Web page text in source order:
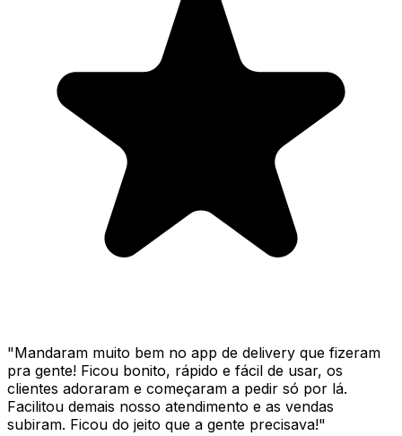
"Mandaram muito bem no app de delivery que fizeram
pra gente! Ficou bonito, rápido e fácil de usar, os
clientes adoraram e começaram a pedir só por lá.
Facilitou demais nosso atendimento e as vendas
subiram. Ficou do jeito que a gente precisava!"